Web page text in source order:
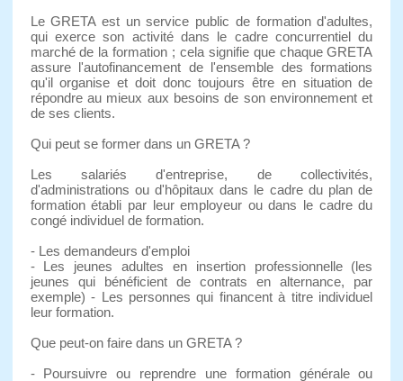
Le GRETA est un service public de formation d'adultes,
qui exerce son activité dans le cadre concurrentiel du
marché de la formation ; cela signifie que chaque GRETA
assure l'autofinancement de l'ensemble des formations
qu'il organise et doit donc toujours être en situation de
répondre au mieux aux besoins de son environnement et
de ses clients.
Qui peut se former dans un GRETA ?
Les salariés d'entreprise, de collectivités,
d'administrations ou d'hôpitaux dans le cadre du plan de
formation établi par leur employeur ou dans le cadre du
congé individuel de formation.
- Les demandeurs d'emploi
- Les jeunes adultes en insertion professionnelle (les
jeunes qui bénéficient de contrats en alternance, par
exemple) - Les personnes qui financent à titre individuel
leur formation.
Que peut-on faire dans un GRETA ?
- Poursuivre ou reprendre une formation générale ou